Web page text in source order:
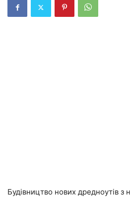
Будівництво нових дредноутів з